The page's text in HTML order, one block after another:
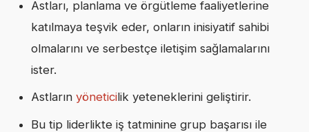
Astları, planlama ve örgütleme faaliyetlerine
katılmaya teşvik eder, onların inisiyatif sahibi
olmalarını ve serbestçe iletişim sağlamalarını
ister.
Astlarınyöneticilik yeteneklerini geliştirir.
Bu tip liderlikte iş tatminine grup başarısı ile